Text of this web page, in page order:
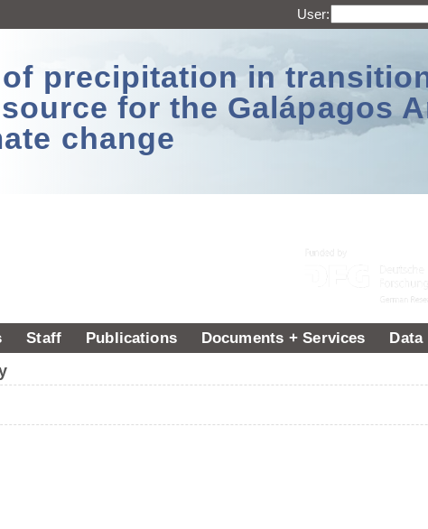
User:
precipitation in
for the Galápagos
change
Staff Publications Documents + Services Data